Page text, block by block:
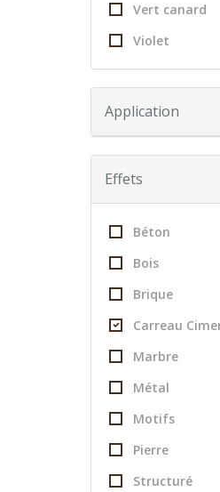
Vert canard
Violet
Application
Effets
Béton
Bois
Brique
Carreau
Marbre
Métal
Motifs
Pierre
Structuré